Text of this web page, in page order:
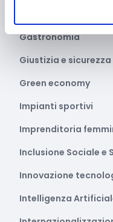
Gastronomia
Giustizia e sicurezza
Green economy
Impianti sportivi
Imprenditoria
Inclusione Sociale e
Innovazione
Intelligenza